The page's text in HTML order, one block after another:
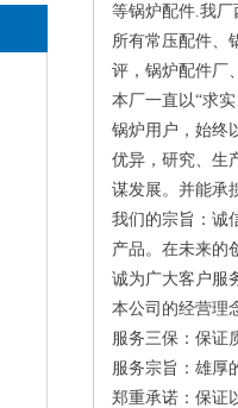
等锅炉配件.我
所有常压配件、
评，锅炉配件厂
本厂一直以“求
锅炉用户，始终
优异，研究、生
谋发展。并能承
我们的宗旨：诚
产品。在未来的
诚为广大客户服
本公司的经营理
服务三保：保证
服务宗旨：雄厚
郑重承诺：保证